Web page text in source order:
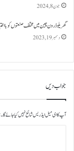
جون 8, 2024
گھریلو ڈرون چین میں مختلف صنعتوں کو
دسمبر 19, 2023
جواب دیں
آپ کا ای میل ایڈریس شائع نہیں کیا جائے گا۔